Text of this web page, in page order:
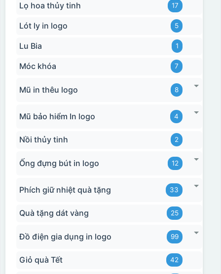
Lọ hoa thủy tinh 17
Lót ly in logo 5
Lu Bia 1
Móc khóa 7
Mũ in thêu logo 8
Mũ bảo hiểm In logo 4
Nồi thủy tinh 2
Ống đựng bút in logo 12
Phích giữ nhiệt quà tặng 33
Quà tặng dát vàng 25
Đồ điện gia dụng in logo 99
Giỏ quà Tết 42